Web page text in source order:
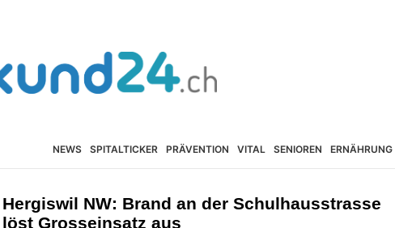
NEWS SPITALTICKER PRÄVENTION VITAL SENIOREN ERNÄHRUNG
Hergiswil NW: Brand an der Schulhausstrasse
löst Grosseinsatz aus